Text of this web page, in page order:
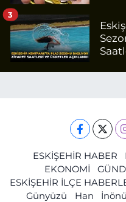
3
ESKİŞEHİR HABER
EKONOMİ
ESKİŞEHİR İLÇE
Günyüzü
Han İnönü